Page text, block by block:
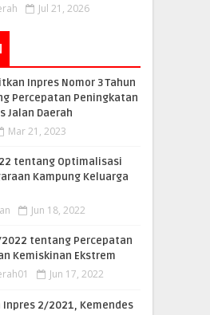
Jul 21, 2026
Inpres Nomor 3 Tahun
Percepatan Peningkatan
Jalan Daerah
Mar 21, 2023
tentang Optimalisasi
Kampung Keluarga
Jun 18, 2022
tentang Percepatan
Kemiskinan Ekstrem
Jun 17, 2022
Inpres 2/2021, Kemendes